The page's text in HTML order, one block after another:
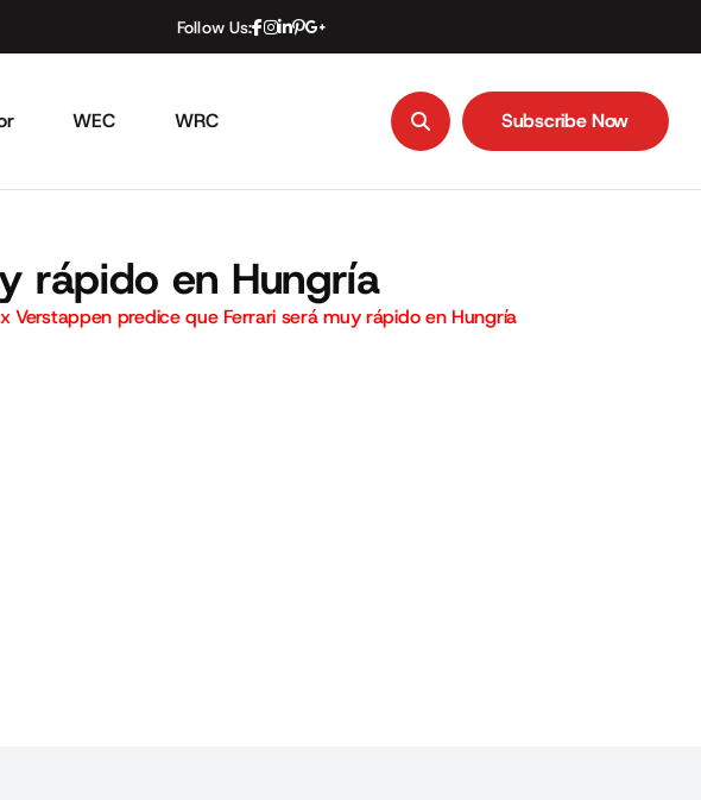
Follow Us:
WEC WRC Subscribe Now
rápido en Hungría
Verstappen predice que Ferrari será muy rápido en Hungría